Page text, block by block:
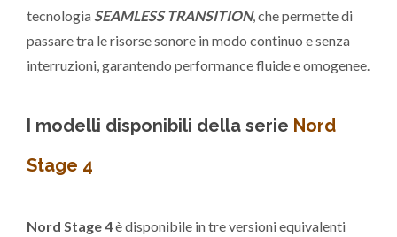
tecnologiaSEAMLESS TRANSITION, che permette di
passare tra le risorse sonore in modo continuo e senza
interruzioni, garantendo performance fluide e omogenee.
I modelli disponibili della serie Nord
Stage 4
Nord Stage 4è disponibile in tre versioni equivalenti